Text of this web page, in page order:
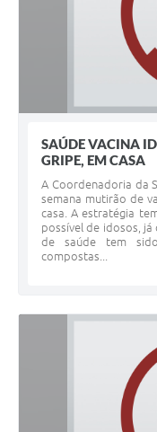
SAÚDE VACINA
GRIPE, EM CASA
A Coordenadoria da
semana mutirão de
casa. A estratégia
possível de idosos, já
de saúde tem
compostas...